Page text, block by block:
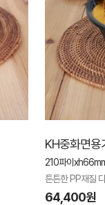
KH중화면
210파이
튼튼한 PP재질
64,400원